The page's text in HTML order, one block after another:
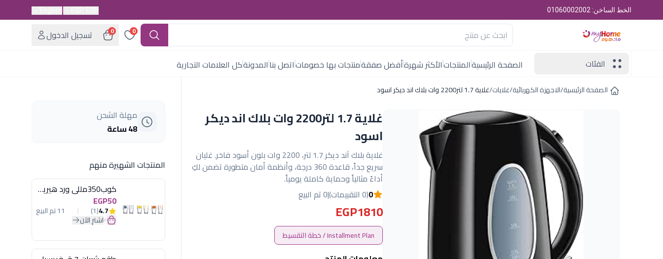
الخط الساخن: 01060002002
0
0
تسجيل الدخول
الفئات
الصفحة الرئيسيةالمنتجاتالأكثر شهرةأفضل صفقةمنتجات بها خصوماتاتصل بناالمدونةكل العلامات التجارية
الصفحة الرئيسية/الاجهزة الكهربائية/غلايات/غلاية 1.7 لتر2200 وات بلاك اند ديكر اسود
غلاية 1.7 لتر2200 وات بلاك اند ديكر
اسود
غلاية بلاك آند ديكر 1.7 لتر، 2200 وات بلون أسود فاخر. غليان
سريع جداً، قاعدة 360 درجة، وأنظمة أمان متطورة تضمن لكِ
أداءً مثالياً وحماية كاملة يومياً.
0(0 التقييمات) |0 تم البيع
EGP1810
Installment Plan / خطة التقسيط
مهلة الشحن
48 ساعة
المنتجات الشهيرة منهم
كوب350مللى ورد هيريفين
EGP50
4.7
(1) 11 تم البيع
اشترِ الآن